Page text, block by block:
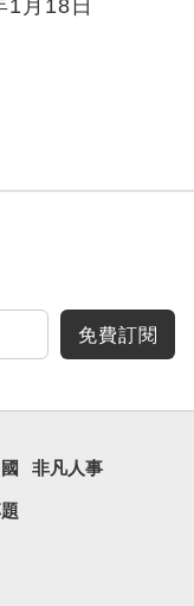
免費訂閱
非凡人事